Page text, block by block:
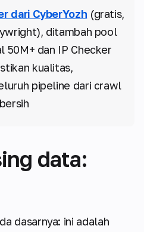
dari CyberYozh (gratis,
ditambah pool
50M+ dan IP Checker
kualitas,
pipeline dari crawl
data:
dasarnya: ini adalah